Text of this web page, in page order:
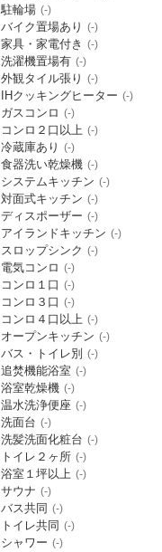
駐輪場 (-)
バイク置場あり (-)
家具・家電付き (-)
洗濯機置場有 (-)
外観タイル張り (-)
IHクッキングヒーター (-)
ガスコンロ (-)
コンロ２口以上 (-)
冷蔵庫あり (-)
食器洗い乾燥機 (-)
システムキッチン (-)
対面式キッチン (-)
ディスポーザー (-)
アイランドキッチン (-)
スロップシンク (-)
電気コンロ (-)
コンロ１口 (-)
コンロ３口 (-)
コンロ４口以上 (-)
オープンキッチン (-)
バス・トイレ別 (-)
追焚機能浴室 (-)
浴室乾燥機 (-)
温水洗浄便座 (-)
洗面台 (-)
洗髪洗面化粧台 (-)
トイレ２ヶ所 (-)
浴室１坪以上 (-)
サウナ (-)
バス共同 (-)
トイレ共同 (-)
シャワー (-)